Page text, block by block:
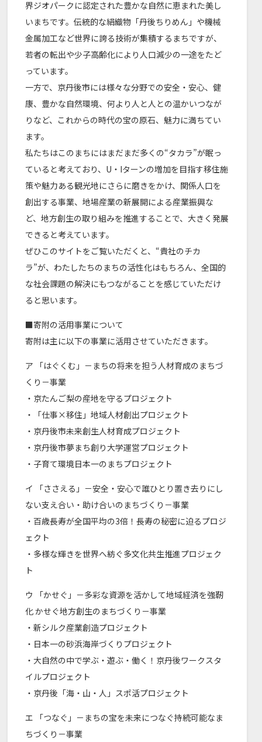
界ジオパークに認定された豊かな自然に恵まれた美し
いまちです。伝統的な絹織物「丹後ちりめん」や機械
金属加工など世界に誇る技術が集積するまちですが、
若者の転出や少子高齢化により人口減少の一途をたど
っています。
一方で、京丹後市には様々な分野での安全・安心、健
康、豊かな自然環境、何より人と人との温かいつなが
りなど、これからの時代の宝の原石、魅力に満ちてい
ます。
私たちはこのまちにはまだまだ多くの“タカラ”が眠っ
ていると考えており、U・Iターンの増加を目指す移住施
策や魅力ある観光地にさらに磨きをかけ、関係人口を
創出する事業、地場産業の新展開による産業振興な
ど、地方創生の取り組みを推進することで、大きく発展
できると考えています。
ぜひこのサイトをご覧いただくと、“貴社のチカ
ラ”が、わたしたちのまちの活性化はもちろん、全国的
な社会課題の解決にもつながることを感じていただけ
ると思います。
■寄附の活用事業について
寄附は主に以下の事業に活用させていただきます。
ア 「はぐくむ」－まちの将来を担う人材育成のまちづ
くり－事業
・京たんご梨の産地を守るプロジェクト
・「仕事×移住」地域人材創出プロジェクト
・京丹後市未来創生人材育成プロジェクト
・京丹後市夢まち創り大学運営プロジェクト
・子育て環境日本一のまちプロジェクト
イ 「ささえる」－安全・安心で誰ひとり置き去りにし
ない支え合い・助け合いのまちづくり－事業
・百歳長寿が全国平均の3倍！長寿の秘密に迫るプロジ
ェクト
・多様な輝きを世界へ紡ぐ多文化共生推進プロジェク
ト
ウ 「かせぐ」－多彩な資源を活かして地域経済を強靭
化 かせぐ地方創生のまちづくり－事業
・新シルク産業創造プロジェクト
・日本一の砂浜海岸づくりプロジェクト
・大自然の中で学ぶ・遊ぶ・働く！京丹後ワークスタ
イルプロジェクト
・京丹後「海・山・人」スポ活プロジェクト
エ 「つなぐ」－まちの宝を未来につなぐ持続可能なま
ちづくり－事業